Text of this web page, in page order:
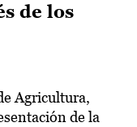
de los
Agricultura,
de la